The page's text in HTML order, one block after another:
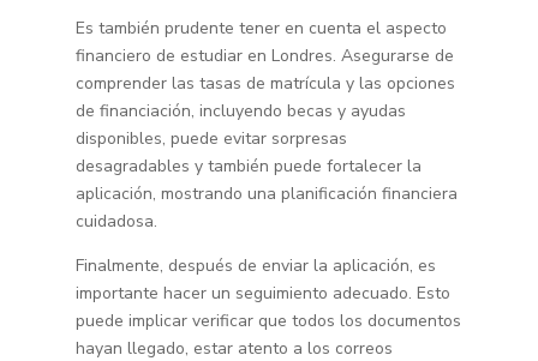
Es también prudente tener en cuenta el aspecto
financiero de estudiar en Londres. Asegurarse de
comprender las tasas de matrícula y las opciones
de financiación, incluyendo becas y ayudas
disponibles, puede evitar sorpresas
desagradables y también puede fortalecer la
aplicación, mostrando una planificación financiera
cuidadosa.
Finalmente, después de enviar la aplicación, es
importante hacer un seguimiento adecuado. Esto
puede implicar verificar que todos los documentos
hayan llegado, estar atento a los correos